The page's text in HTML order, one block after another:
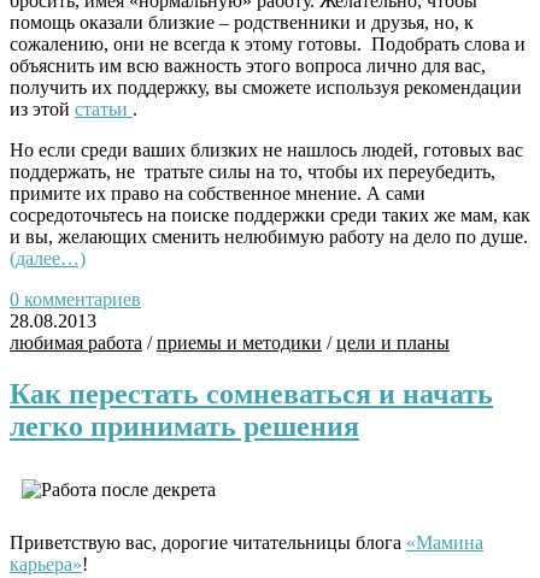
помощь оказали близкие – родственники и друзья, но, к
сожалению, они не всегда к этому готовы. Подобрать слова и
объяснить им всю важность этого вопроса лично для вас,
получить их поддержку, вы сможете используя рекомендации
из этой статьи .
Но если среди ваших близких не нашлось людей, готовых вас
поддержать, не тратьте силы на то, чтобы их переубедить,
примите их право на собственное мнение. А сами
сосредоточьтесь на поиске поддержки среди таких же мам, как
и вы, желающих сменить нелюбимую работу на дело по душе.
(далее…)
0 комментариев
28.08.2013
любимая работа /приемы и методики /цели и планы
Как перестать сомневаться и начать
легко принимать решения
Приветствую вас, дорогие читательницы блога «Мамина
карьера»!